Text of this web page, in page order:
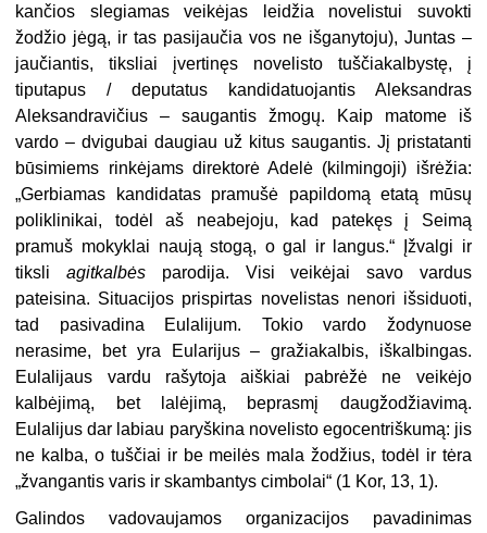
kančios slegiamas veikėjas leidžia novelistui suvokti
žodžio jėgą, ir tas pasijaučia vos ne išganytoju), Juntas –
jaučiantis, tiksliai įvertinęs novelisto tuščiakalbystę, į
tiputapus / deputatus kandidatuojantis Aleksandras
Aleksandravičius – saugantis žmogų. Kaip matome iš
vardo – dvigubai daugiau už kitus saugantis. Jį pristatanti
būsimiems rinkėjams direktorė Adelė (kilmingoji) išrėžia:
„Gerbiamas kandidatas pramušė papildomą etatą mūsų
poliklinikai, todėl aš neabejoju, kad patekęs į Seimą
pramuš mokyklai naują stogą, o gal ir langus.“ Įžvalgi ir
tiksliagitkalbės parodija. Visi veikėjai savo vardus
pateisina. Situacijos prispirtas novelistas nenori išsiduoti,
tad pasivadina Eulalijum. Tokio vardo žodynuose
nerasime, bet yra Eularijus – gražiakalbis, iškalbingas.
Eulalijaus vardu rašytoja aiškiai pabrėžė ne veikėjo
kalbėjimą, bet lalėjimą, beprasmį daugžodžiavimą.
Eulalijus dar labiau paryškina novelisto egocentriškumą: jis
ne kalba, o tuščiai ir be meilės mala žodžius, todėl ir tėra
„žvangantis varis ir skambantys cimbolai“ (1 Kor, 13, 1).
Galindos vadovaujamos organizacijos pavadinimas